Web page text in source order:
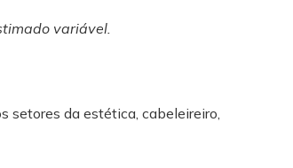
variável.
setores da estética, cabeleireiro,